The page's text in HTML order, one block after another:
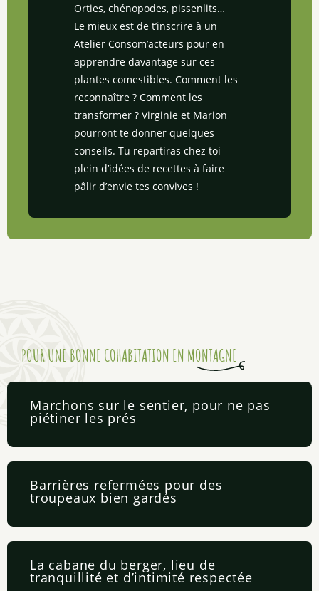
Orties, chénopodes, pissenlits…
Le mieux est de t’inscrire à un
Atelier Consom’acteurs pour en
apprendre davantage sur ces
plantes comestibles. Comment les
reconnaître ? Comment les
transformer ? Virginie et Marion
pourront te donner quelques
conseils. Tu repartiras chez toi
plein d’idées de recettes à faire
pâlir d’envie tes convives !
POUR UNE BONNE COHABITATION EN MONTAGNE
Marchons sur le sentier, pour ne pas
piétiner les prés
Barrières refermées pour des
troupeaux bien gardés
La cabane du berger, lieu de
tranquillité et d’intimité respectée